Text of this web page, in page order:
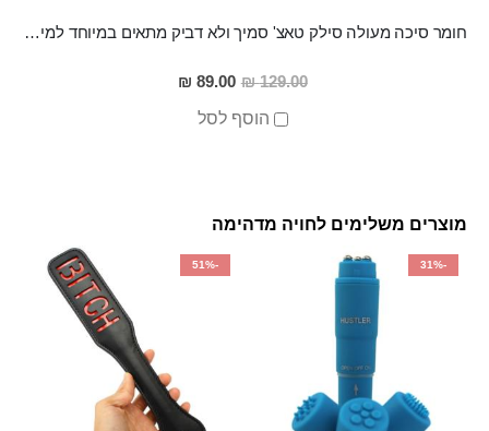
חומר סיכה מעולה סילק טאצ' סמיך ולא דביק מתאים במיוחד למין אנאלי
129.00 ₪
מחיר
מבצע
89.00 ₪
הוסף לסל
מוצרים משלימים לחויה מדהימה
-31%
-51%